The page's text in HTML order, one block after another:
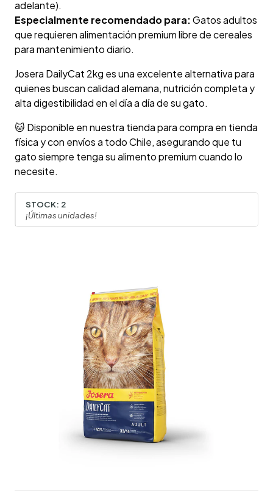
adelante).
Especialmente recomendado para:Gatos adultos
que requieren alimentación premium libre de cereales
para mantenimiento diario.
Josera DailyCat 2kg es una excelente alternativa para
quienes buscan calidad alemana, nutrición completa y
alta digestibilidad en el día a día de su gato.
🐱 Disponible en nuestra tienda para compra en tienda
física y con envíos a todo Chile, asegurando que tu
gato siempre tenga su alimento premium cuando lo
necesite.
STOCK: 2
¡Últimas unidades!